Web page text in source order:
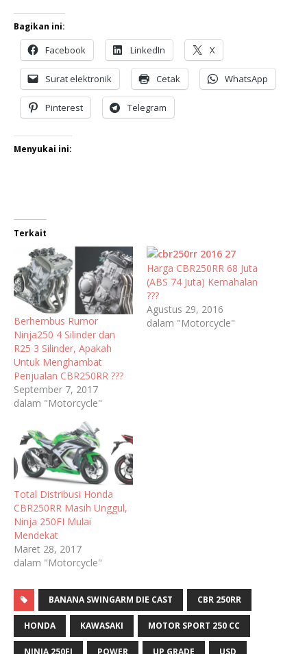
Bagikan ini:
Facebook LinkedIn X
Surat elektronik Cetak WhatsApp
Pinterest Telegram
Menyukai ini:
Terkait
Berhembus Rumor
Ninja250 4 Silinder dan
R25 3 Silinder, Apakah
Untuk Menghambat
Penjualan CBR250RR ???
September 7, 2017
dalam "Motorcycle"
Harga CBR250RR 68 Juta
(ABS 74 Juta) Kemahalan
???
Agustus 29, 2016
dalam "Motorcycle"
Total Distribusi Honda
CBR250RR Masih Unggul,
Ninja 250FI Mulai
Mendekat
Maret 28, 2017
dalam "Motorcycle"
BANANA SWINGARM DIE CAST CBR 250RR
HONDA KAWASAKI MOTOR SPORT 250 CC